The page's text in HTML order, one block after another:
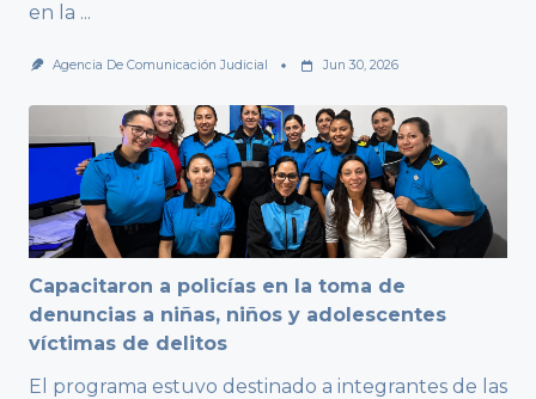
en la ...
Agencia De Comunicación Judicial Jun 30, 2026
Capacitaron a policías en la toma de
denuncias a niñas, niños y adolescentes
víctimas de delitos
El programa estuvo destinado a integrantes de las